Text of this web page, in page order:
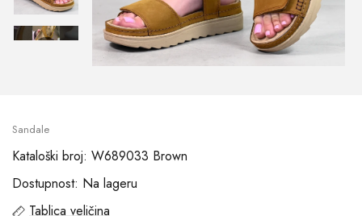
Sandale
Kataloški broj: W689033 Brown
Dostupnost: Na lageru
Tablica veličina